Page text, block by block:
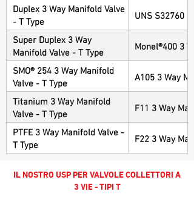
Duplex 3 Way Manifold Valve
- T Type
UNS S32760
Super Duplex 3 Way
Manifold Valve - T Type
Monel®400 3
SMO® 254 3 Way Manifold
Valve - T Type
A105 3 Way
Titanium 3 Way Manifold
Valve - T Type
F11 3 Way
PTFE 3 Way Manifold Valve -
T Type
F22 3 Way
IL NOSTRO USP PER VALVOLE COLLETTORI A
3 VIE - TIPI T